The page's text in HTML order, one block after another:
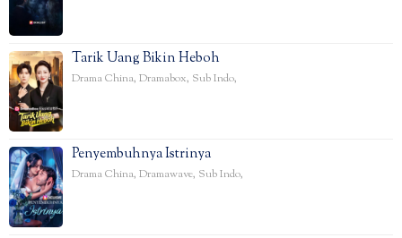
Tarik Uang Bikin Heboh
Drama China, Dramabox, Sub Indo,
Penyembuhnya Istrinya
Drama China, Dramawave, Sub Indo,